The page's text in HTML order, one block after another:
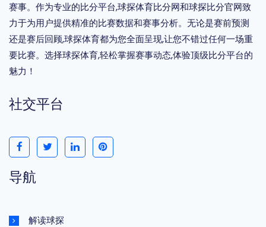
赛事。作为专业的比分平台,球探体育比分网和球探比分官网致
力于为用户提供精准的比赛数据和赛事分析。无论是赛前预测
还是赛后回顾,球探体育都为您全面呈现,让您不错过任何一场重
要比赛。选择球探体育,轻松掌握赛事动态,体验顶级比分平台的
魅力！
社交平台
导航
解读球探